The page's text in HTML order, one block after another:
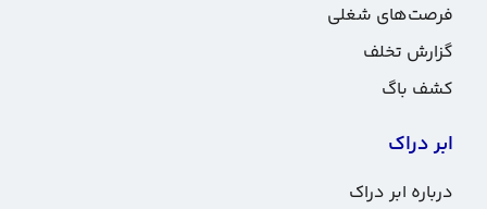
فرصت‌های شغلی
گزارش تخلف
کشف باگ
ابر دراک
درباره ابر دراک